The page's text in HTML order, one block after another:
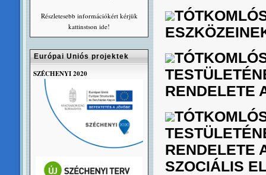
RENDELETE
RENDELETE
SZOCIÁLIS
Részletesebb információkért kérjük
kattinstson ide!
Európai Uniós projektek
SZÉCHENYI 2020